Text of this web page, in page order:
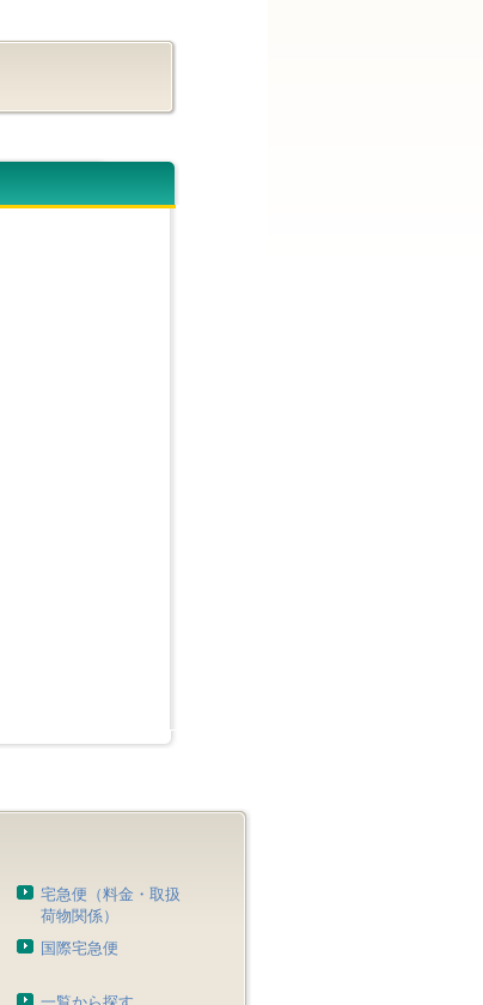
宅急便（料金・取扱
荷物関係）
国際宅急便